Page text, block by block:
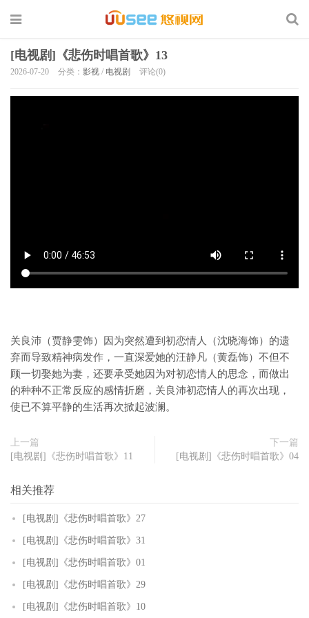
[电视剧]《悲伤时唱首歌》13
2026-07-20 分类： 影视 / 电视剧 评论(0)
关良沛（贾静雯饰）因为突然遭到初恋情人（沈晓海饰）的遗
弃而导致精神病发作，一直深爱她的汪静凡（黄磊饰）不但不
顾一切娶她为妻，还要承受她因为对初恋情人的思念，而做出
的种种不正常反应的感情折磨，关良沛初恋情人的再次出现，
使已不算平静的生活再次掀起波澜。
上一篇
[电视剧]《悲伤时唱首歌》11
下一篇
[电视剧]《悲伤时唱首歌》04
相关推荐
[电视剧]《悲伤时唱首歌》27
[电视剧]《悲伤时唱首歌》31
[电视剧]《悲伤时唱首歌》01
[电视剧]《悲伤时唱首歌》29
[电视剧]《悲伤时唱首歌》10